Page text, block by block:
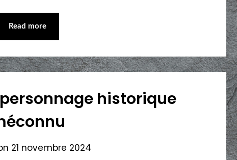
Read more
historique
21 novembre 2024